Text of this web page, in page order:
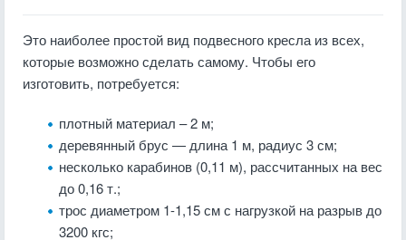
Это наиболее простой вид подвесного кресла из всех,
которые возможно сделать самому. Чтобы его
изготовить, потребуется:
плотный материал – 2 м;
деревянный брус — длина 1 м, радиус 3 см;
несколько карабинов (0,11 м), рассчитанных на вес
до 0,16 т.;
трос диаметром 1-1,15 см с нагрузкой на разрыв до
3200 кгс;